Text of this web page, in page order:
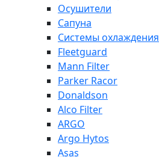
Осушители
Сапуна
Системы охлаждения
Fleetguard
Mann Filter
Parker Racor
Donaldson
Alco Filter
ARGO
Argo Hytos
Asas